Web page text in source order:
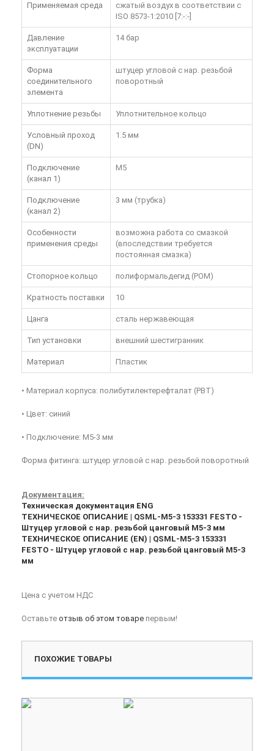
Применяемая среда
сжатый воздух в соответствии с
ISO 8573-1:2010 [7:-:-]
Давление
эксплуатации
14 бар
Форма
соединительного
элемента
штуцер угловой с нар. резьбой
поворотный
Уплотнение резьбы Уплотнительное кольцо
Условный проход
(DN)
1.5 мм
Подключение
(канал 1)
M5
Подключение
(канал 2)
3 мм (трубка)
Особенности
применения среды
возможна работа со смазкой
(впоследствии требуется
постоянная смазка)
Стопорное кольцо полиформальдегид (POM)
Кратность поставки 10
Цанга сталь нержавеющая
Тип установки внешний шестигранник
Материал Пластик
• Материал корпуса: полибутилентерефталат (PBT)
• Цвет: синий
• Подключение: M5-3 мм
Форма фитинга: штуцер угловой с нар. резьбой поворотный
Документация:
Техническая документация ENG
ТЕХНИЧЕСКОЕ ОПИСАНИЕ | QSML-M5-3 153331 FESTO -
Штуцер угловой с нар. резьбой цанговый M5-3 мм
ТЕХНИЧЕСКОЕ ОПИСАНИЕ (EN) | QSML-M5-3 153331
FESTO - Штуцер угловой с нар. резьбой цанговый M5-3
мм
Цена с учетом НДС
Оставьте отзыв об этом товаре первым!
ПОХОЖИЕ ТОВАРЫ